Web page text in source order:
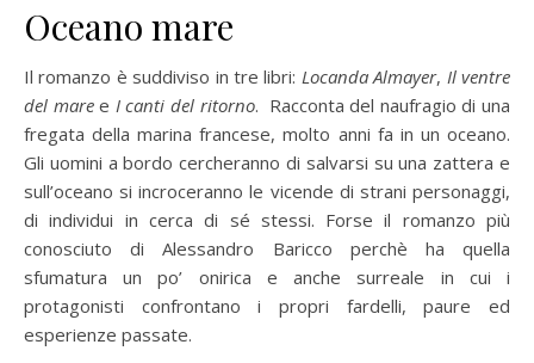
Oceano mare
Il romanzo è suddiviso in tre libri: Locanda Almayer, Il ventre
del maree I canti del ritorno. Racconta del naufragio di una
fregata della marina francese, molto anni fa in un oceano.
Gli uomini a bordo cercheranno di salvarsi su una zattera e
sull’oceano si incroceranno le vicende di strani personaggi,
di individui in cerca di sé stessi. Forse il romanzo più
conosciuto di Alessandro Baricco perchè ha quella
sfumatura un po’ onirica e anche surreale in cui i
protagonisti confrontano i propri fardelli, paure ed
esperienze passate.